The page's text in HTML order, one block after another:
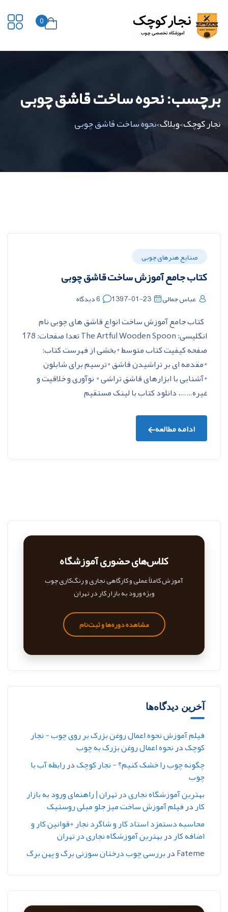
0
برچسب:نحوه ساخت قاشق چوبی
نجار کوچک>وبلاگ>نحوه ساخت قاشق چوبی
صنایع هنرهای چوبی
کتاب جامع آموزش ساخت قاشق چوبی
عباس جمالی 1397-01-23 6 دیدگاه
کتاب جامع آموزش ساخت انواع قاشق های چوبی نام
انگلیسی: The Artful Wooden Spoon تعدا صفحات: 178
صفحه کیفیت کتاب متوسط *بخشی از فهرست کتاب:
*مقدمه ای بر تراشیدن قاشق *ترسیم برای شابلون
*آشنایی با ابزارهای قاشق تراشی * نوآوری و خلاقیت و
غیره……. دانلود کتاب با لینک مستقیم
ادامه مطالعه
کلاس‌های حضوری آموزشگاه
آموزش کاملاً عملی و کارگاهی نجاری و رنگ‌کاری چوب
ویژه ورود به بازار کار در تهران
مشاهده دوره‌ها و ثبت‌نام
آخرین دیدگاه‌ها
فیلم آموزش نحوه اعمال روغن بزرک بر روی چوب - نجار
کوچکدرنحوه اعمال روغن بزرک به چوب
چگونه چوب را خشک کنیم؟ - نجار کوچکدررابطه آب با
چوب
بهترین آموزشگاه نجاری در تهران | راهنمای ورود به بازار
کاردرفیلم آموزش ساخت میز جلو مبلی روستیک
محاسبه دستمزد استاد کار و شاگرد نجار +قوانین کار و
اضافه کاردربهترین آموزشگاه نجاری در تهران
Fatemeدربررسی چوب درختان سوزنی برگ و پهن برگ